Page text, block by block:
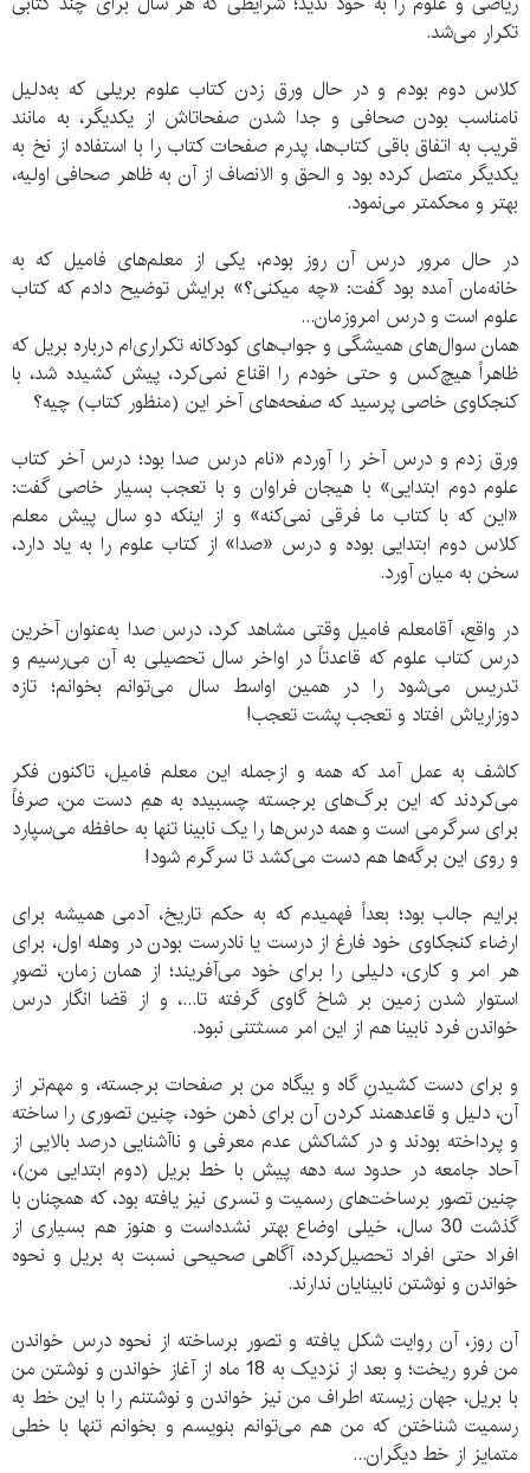
تکرار می‏‌شد.
کلاس دوم بودم و در حال ورق زدن کتاب علوم بریلی که به‌دلیل
نامناسب بودن صحافی و جدا شدن صفحات‏اش از یکدیگر، به مانند
قریب به اتفاق باقی کتاب‏‌ها، پدرم صفحات کتاب را با استفاده از نخ به
یکدیگر متصل کرده بود و الحق و الانصاف از آن به ظاهر صحافی اولیه،
بهتر و محکم‏تر می‏‌نمود.
در حال مرور درس آن روز بودم، یکی از معلم‏‌های فامیل که به
خانه‏‌مان آمده بود گفت: «چه می‏کنی؟» برایش توضیح دادم که کتاب
علوم است و درس امروزمان...
همان سوال‏‌های همیشگی و جواب‏‌های کودکانه تکراری‏‌ام درباره بریل که
ظاهراً هیچ‌کس و حتی خودم را اقناع نمی‏‌کرد، پیش کشیده شد، با
کنجکاوی خاصی پرسید که صفحه‏‌های آخر این (منظور کتاب) چیه؟
ورق زدم و درس آخر را آوردم «نام درس صدا بود؛ درس آخر کتاب
علوم دوم ابتدایی» با هیجان فراوان و با تعجب بسیار خاصی گفت:
«این که با کتاب ما فرقی نمی‌کنه» و از اینکه دو سال پیش معلم
کلاس دوم ابتدایی بوده و درس «صدا» از کتاب علوم را به یاد دارد،
سخن به میان آورد.
در واقع، آقامعلم فامیل وقتی مشاهد کرد، درس صدا به‌عنوان آخرین
درس کتاب علوم که قاعدتاً در اواخر سال تحصیلی به آن می‏‌رسیم و
تدریس می‏‌شود را در همین اواسط سال می‏‌توانم بخوانم؛ تازه
دوزاری‏اش افتاد و تعجب پشت تعجب!
کاشف به عمل آمد که همه و ازجمله این معلم فامیل، تاکنون فکر
می‏‌کردند که این برگ‏‌های برجسته چسبیده به همِ دست من، صرفاً
برای سرگرمی است و همه درس‏‌ها را یک نابینا تنها به حافظه می‏‌سپارد
و روی این برگه‏‌ها هم دست می‏‌کشد تا سرگرم شود!
برایم جالب بود؛ بعداً فهمیدم که به حکم تاریخ، آدمی همیشه برای
ارضاء کنجکاوی خود فارغ از درست یا نادرست بودن در وهله اول، برای
هر امر و کاری، دلیلی را برای خود می‏‌آفریند؛ از همان زمان، تصورِ
استوار شدن زمین بر شاخ گاوی گرفته تا...، و از قضا انگار درس
خواندن فرد نابینا هم از این امر مسثتنی نبود.
و برای دست کشیدنِ گاه و بی‏گاه من بر صفحات برجسته، و مهم‏‌تر از
آن، دلیل و قاعده‏مند کردن آن برای ذهن خود، چنین تصوری را ساخته
و پرداخته بودند و در کشاکش عدم معرفی و ناآشنایی درصد بالایی از
آحاد جامعه در حدود سه دهه پیش با خط بریل (دوم ابتدایی من)،
چنین تصور برساخت‌ه‏ای رسمیت و تسری نیز یافته بود، که همچنان با
گذشت 30 سال، خیلی اوضاع بهتر نشده‌است و هنوز هم بسیاری از
افراد حتی افراد تحصیل‏‌کرده، آگاهی صحیحی نسبت به بریل و نحوه
خواندن و نوشتن نابینایان ندارند.
آن روز، آن روایت شکل یافته و تصور برساخته از نحوه درس خواندن
من فرو ریخت؛ و بعد از نزدیک به 18 ماه از آغاز خواندن و نوشتن من
با بریل، جهان زیسته اطراف من نیز خواندن و نوشتنم را با این خط به
رسمیت شناختن که من هم می‏‌توانم بنویسم و بخوانم تنها با خطی
متمایز از خط دیگران...